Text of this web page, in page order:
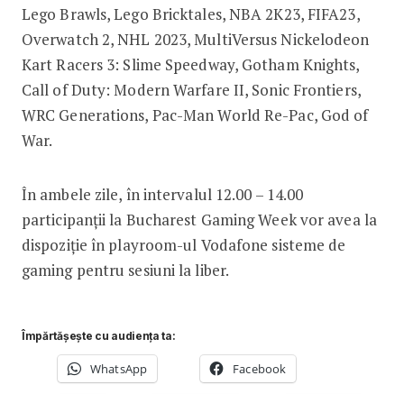
Lego Brawls, Lego Bricktales, NBA 2K23, FIFA23,
Overwatch 2, NHL 2023, MultiVersus Nickelodeon
Kart Racers 3: Slime Speedway, Gotham Knights,
Call of Duty: Modern Warfare II, Sonic Frontiers,
WRC Generations, Pac-Man World Re-Pac, God of
War.
În ambele zile, în intervalul 12.00 – 14.00
participanții la Bucharest Gaming Week vor avea la
dispoziție în playroom-ul Vodafone sisteme de
gaming pentru sesiuni la liber.
Împărtășește cu audiența ta:
WhatsApp Facebook